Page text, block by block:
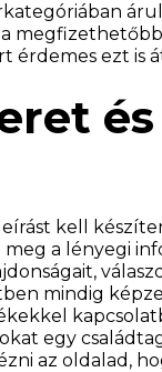
érdemes ezt is
kell
a lényegi
mindig
egy
az oldalad,